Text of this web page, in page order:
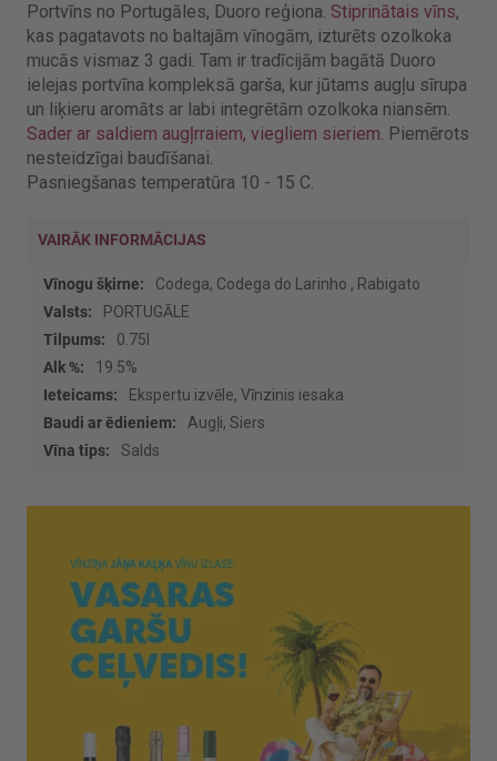
Portvīns no Portugāles, Duoro reģiona. Stiprinātais vīns,
kas pagatavots no baltajām vīnogām, izturēts ozolkoka
mucās vismaz 3 gadi. Tam ir tradīcijām bagātā Duoro
ielejas portvīna kompleksā garša, kur jūtams augļu sīrupa
un liķieru aromāts ar labi integrētām ozolkoka niansēm.
Sader ar saldiem augļrraiem, viegliem sieriem. Piemērots
nesteidzīgai baudīšanai.
Pasniegšanas temperatūra 10 - 15 C.
VAIRĀK INFORMĀCIJAS
Vairāk
informācijas
Codega, Codega do Larinho , Rabigato
PORTUGĀLE
0.75l
19.5%
Ekspertu izvēle, Vīnzinis iesaka
Augļi, Siers
Salds